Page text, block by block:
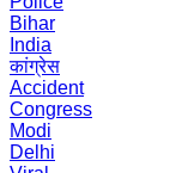
Bihar
India
कांग्रेस
Accident
Congress
Modi
Delhi